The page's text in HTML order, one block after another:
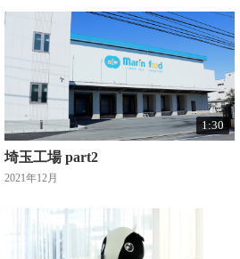
1:30
埼玉工場 part2
2021年12月